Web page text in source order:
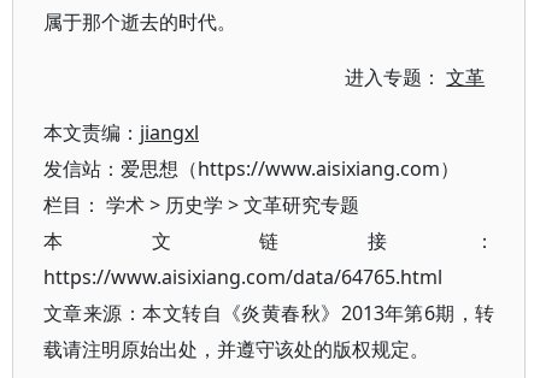
属于那个逝去的时代。
进入专题：文革
本文责编： jiangxl
发信站：爱思想（https://www.aisixiang.com）
栏目： 学术> 历史学 >文革研究专题
本文链接：
https://www.aisixiang.com/data/64765.html
文章来源：本文转自《炎黄春秋》2013年第6期，转
载请注明原始出处，并遵守该处的版权规定。